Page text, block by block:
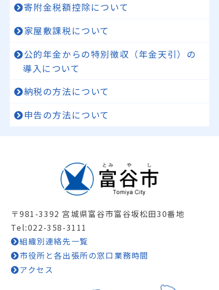
寄附金税額控除について
家屋敷課税について
公的年金からの特別徴収（年金天引）の
導入について
納税の方法について
申告の方法について
〒981-3392 宮城県富谷市富谷坂松田30番地
Tel:022-358-3111
組織別連絡先一覧
市役所と各出張所の窓口業務時間
アクセス